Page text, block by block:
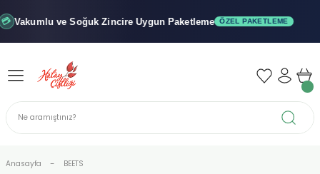
Vakumlu ve SoğukZincire Uygun Paketleme ÖZEL PAKETLEME
Geri Dön
Geri Dön
Geri Dön
Anasayfa BEETS